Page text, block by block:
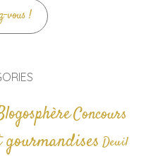
vous !
Concours
Deuil